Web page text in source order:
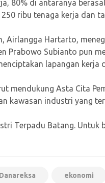
80% di antaranya
ribu tenaga kerja dan
Airlangga Hartarto,
Prabowo Subianto pun
lapangan kerja
mendukung Asta Cita
kawasan industri yang
Terpadu Batang.
Danareksa ekonomi